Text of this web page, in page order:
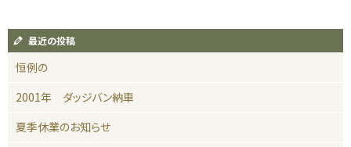
最近の投稿
恒例の
2001年 ダッジバン納車
夏季休業のお知らせ